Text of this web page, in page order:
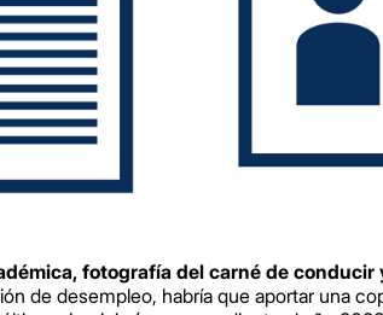
fotografía del carné de
de desempleo, habría que aportar una